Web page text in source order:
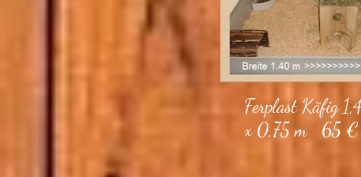
Ferplast Käfig
x 0,75 m 65 €